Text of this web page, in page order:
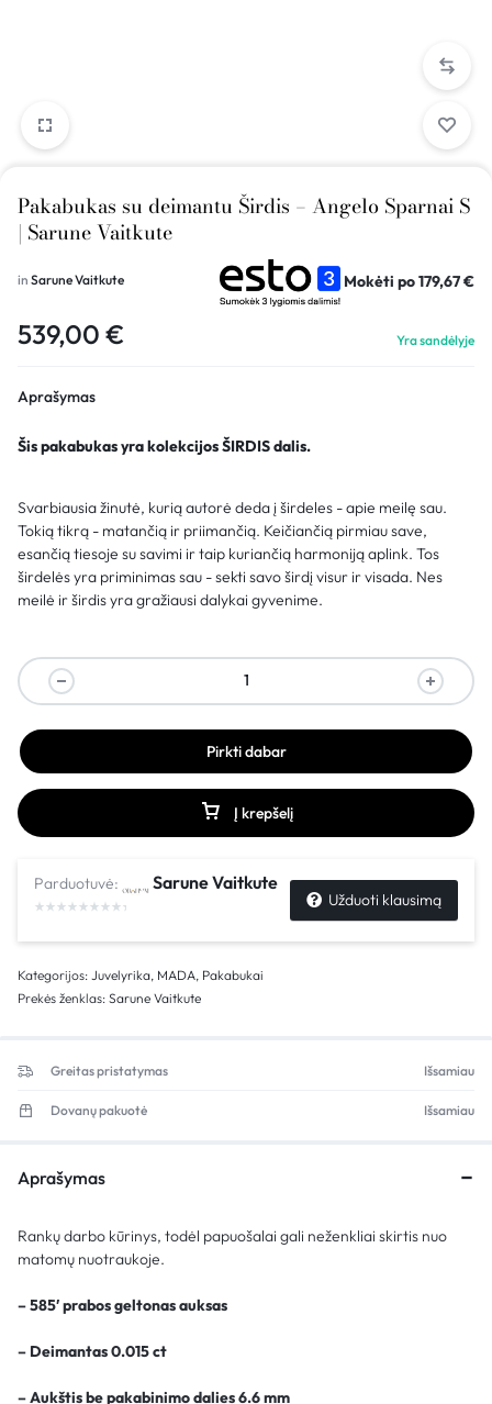
Pakabukas su deimantu Širdis – Angelo Sparnai S
| Sarune Vaitkute
in Sarune Vaitkute Mokėti po179,67€
539,00 € Yra sandėlyje
Aprašymas
Šis pakabukas yra kolekcijos ŠIRDIS dalis.
Svarbiausia žinutė, kurią autorė deda į širdeles - apie meilę sau.
Tokią tikrą - matančią ir priimančią. Keičiančią pirmiau save,
esančią tiesoje su savimi ir taip kuriančią harmoniją aplink. Tos
širdelės yra priminimas sau - sekti savo širdį visur ir visada. Nes
meilė ir širdis yra gražiausi dalykai gyvenime.
Į krepšelį
Pirkti dabar
Parduotuvė: Sarune Vaitkute
Užduoti klausimą
Kategorijos: Juvelyrika, MADA, Pakabukai
Prekės ženklas: Sarune Vaitkute
Greitas pristatymas Išsamiau
Dovanų pakuotė Išsamiau
Aprašymas
Rankų darbo kūrinys, todėl papuošalai gali neženkliai skirtis nuo
matomų nuotraukoje.
– 585′ prabos geltonas auksas
– Deimantas 0.015 ct
– Aukštis be pakabinimo dalies 6.6 mm